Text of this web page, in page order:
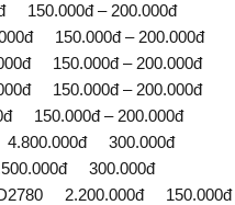
– 200.000đ
150.000đ – 200.000đ
150.000đ – 200.000đ
150.000đ – 200.000đ
– 200.000đ
300.000đ
300.000đ
2.200.000đ 150.000đ